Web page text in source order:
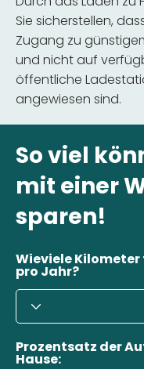
Sie sicherstellen,
Zugang zu
und nicht auf
öffentliche
angewiesen sind.
So viel
mit einer
sparen!
Wieviele Kilometer
pro Jahr?
Prozentsatz der
Hause: